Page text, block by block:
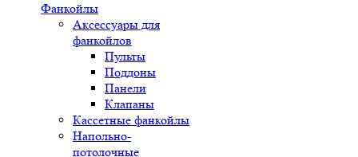
Фанкойлы
Аксессуары для
фанкойлов
Пульты
Поддоны
Панели
Клапаны
Кассетные фанкойлы
Напольно-
потолочные